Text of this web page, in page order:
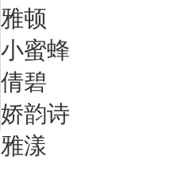
雅顿
小蜜蜂
倩碧
娇韵诗
雅漾